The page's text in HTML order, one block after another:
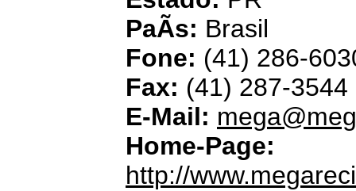
PaÃ­s: Brasil
Fone: (41) 286-
Fax: (41) 287-3544
E-Mail:
Home-Page:
http://